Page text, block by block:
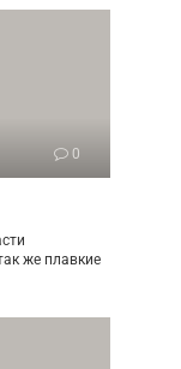
0
же плавкие